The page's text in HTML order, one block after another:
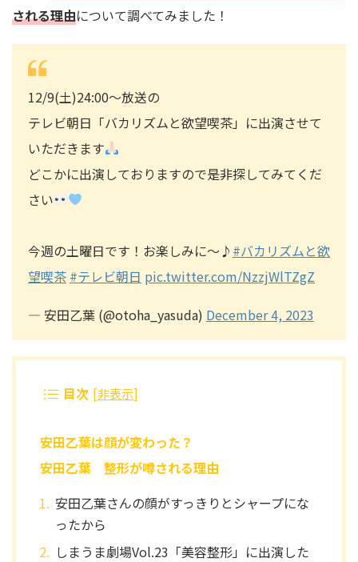
される理由について調べてみました！
12/9(土)24:00〜放送の
テレビ朝日「バカリズムと欲望喫茶」に出演させて
いただきます
どこかに出演しておりますので是非探してみてくだ
さい
今週の土曜日です！お楽しみに〜♪ #バカリズムと欲
望喫茶 #テレビ朝日 pic.twitter.com/NzzjWlTZgZ
— 安田乙葉 (@otoha_yasuda) December 4, 2023
目次 [非表示]
安田乙葉は顔が変わった？
安田乙葉 整形が噂される理由
安田乙葉さんの顔がすっきりとシャープにな
ったから
しまうま劇場Vol.23「美容整形」に出演した